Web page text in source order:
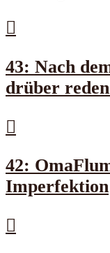
43: Nach
drüber
42:
Imperfektion